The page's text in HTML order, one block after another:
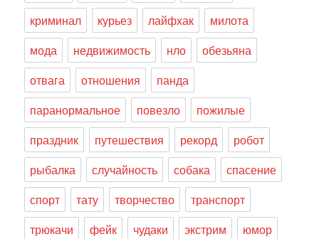
криминал
курьез лайфхак
милота
мода
недвижимость нло
обезьяна
отвага
отношения
панда
паранормальное
повезло
пожилые
праздник
путешествия рекорд
робот
рыбалка
случайность собака
спасение
спорт
тату творчество
транспорт
трюкачи
фейк чудаки экстрим юмор